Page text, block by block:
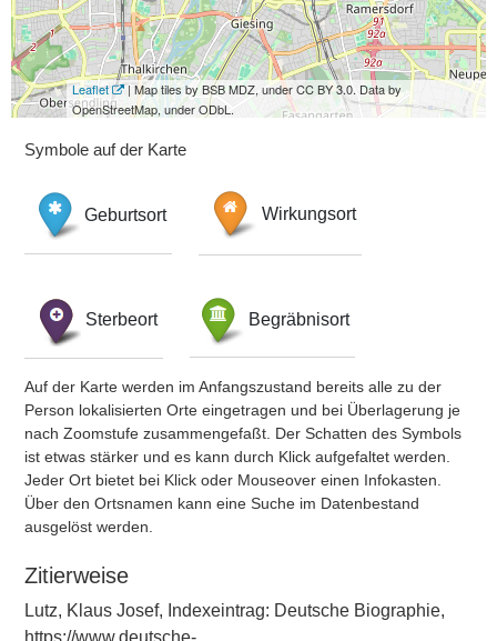
Leaflet
| Map tiles by BSB MDZ, under CC BY 3.0. Data by
OpenStreetMap, under ODbL.
Symbole auf der Karte
Geburtsort Wirkungsort
Sterbeort Begräbnisort
Auf der Karte werden im Anfangszustand bereits alle zu der
Person lokalisierten Orte eingetragen und bei Überlagerung je
nach Zoomstufe zusammengefaßt. Der Schatten des Symbols
ist etwas stärker und es kann durch Klick aufgefaltet werden.
Jeder Ort bietet bei Klick oder Mouseover einen Infokasten.
Über den Ortsnamen kann eine Suche im Datenbestand
ausgelöst werden.
Zitierweise
Lutz, Klaus Josef, Indexeintrag: Deutsche Biographie,
https://www.deutsche-